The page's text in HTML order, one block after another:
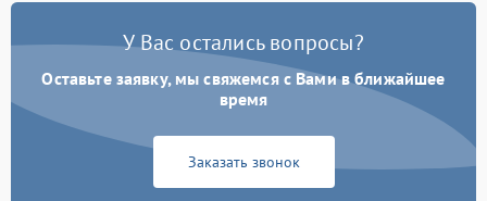
У Вас остались вопросы?
Оставьте заявку, мы свяжемся с Вами в ближайшее
время
Заказать звонок